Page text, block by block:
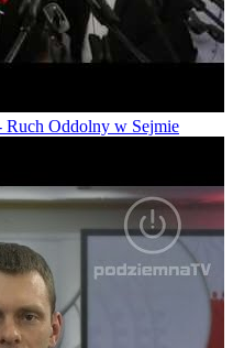
Ruch Oddolny w Sejmie